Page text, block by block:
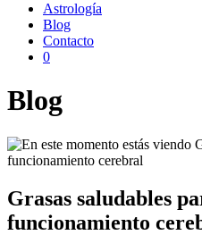
Astrología
Blog
Contacto
0
Blog
Grasas saludables
funcionamiento